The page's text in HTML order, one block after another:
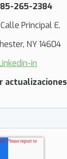
265-2384
Principal E.
NY 14604
in
actualizaciones